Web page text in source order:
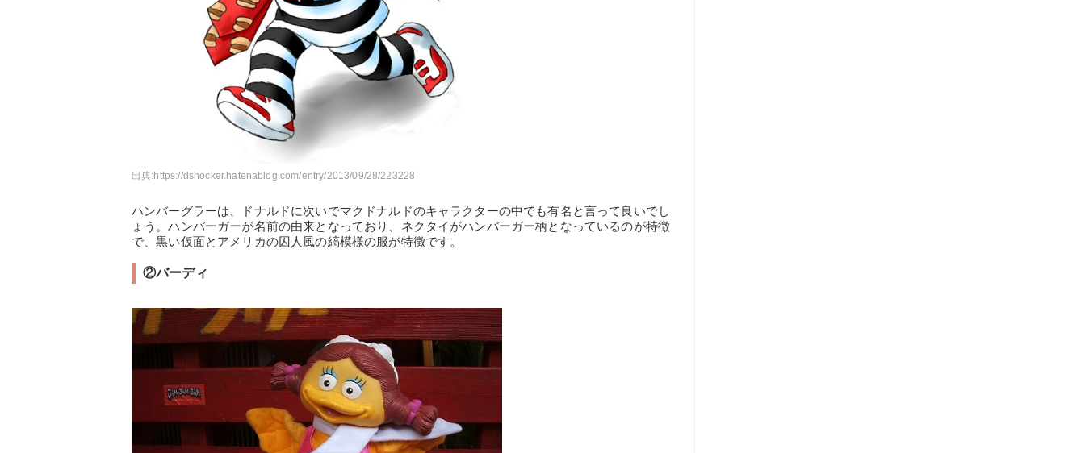
出典:https://dshocker.hatenablog.com/entry/2013/09/28/223228
ハンバーグラーは、ドナルドに次いでマクドナルドのキャラクターの中でも有名と言って良いでし
ょう。ハンバーガーが名前の由来となっており、ネクタイがハンバーガー柄となっているのが特徴
で、黒い仮面とアメリカの囚人風の縞模様の服が特徴です。
②バーディ